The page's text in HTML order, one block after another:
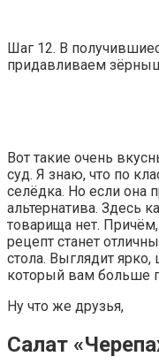
Шаг 12. В
придавливаем
Вот такие очень
суд. Я знаю, что по
селёдка. Но если она
альтернатива. Здесь
товарища нет.
рецепт станет
стола. Выглядит
который вам больше
Ну что же друзья,
Салат